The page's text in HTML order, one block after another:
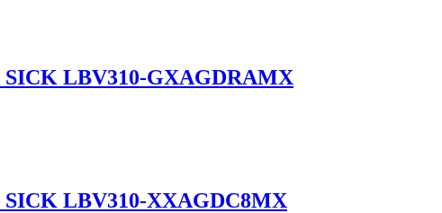
LBV310-GXAGDRAMX
LBV310-XXAGDC8MX